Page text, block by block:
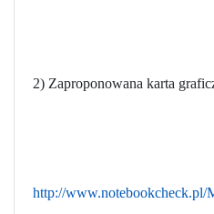
2) Zaproponowana karta
http://www.notebookcheck.pl/